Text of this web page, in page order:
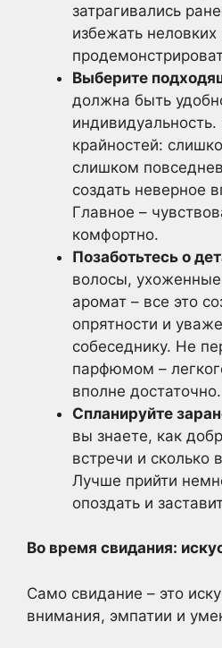
затрагивались
избежать неловких
Выберите
должна быть
индивидуальность.
крайностей:
слишком
создать неверное
Главное –
комфортно.
Позаботьтесь о
волосы,
аромат – все это
опрятности и
собеседнику. Не
парфюмом –
вполне достаточно.
Спланируйте
вы знаете, как
встречи и сколько
Лучше прийти
опоздать и
Во время свидания:
Само свидание – это
внимания, эмпатии и